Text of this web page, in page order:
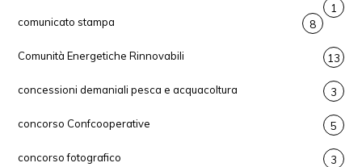
1
comunicato stampa
8
Comunità Energetiche Rinnovabili 13
concessioni demaniali pesca e acquacoltura 3
concorso Confcooperative 5
concorso fotografico 3